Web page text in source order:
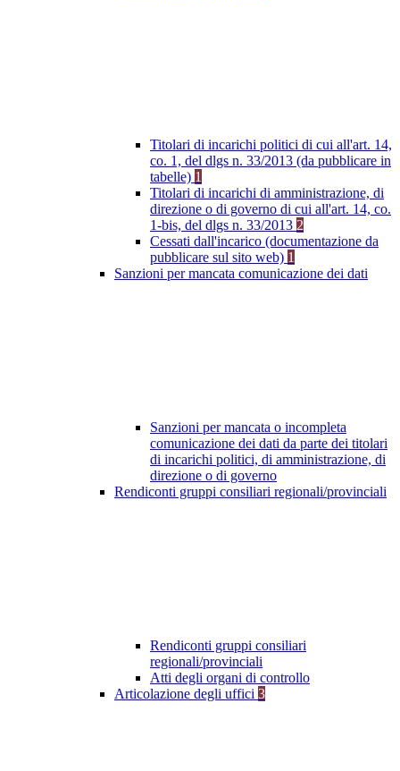
Titolari di incarichi politici di cui all'art. 14,
co. 1, del dlgs n. 33/2013 (da pubblicare in
tabelle) 1
Titolari di incarichi di amministrazione, di
direzione o di governo di cui all'art. 14, co.
1-bis, del dlgs n. 33/2013 2
Cessati dall'incarico (documentazione da
pubblicare sul sito web) 1
Sanzioni per mancata comunicazione dei dati
Sanzioni per mancata o incompleta
comunicazione dei dati da parte dei titolari
di incarichi politici, di amministrazione, di
direzione o di governo
Rendiconti gruppi consiliari regionali/provinciali
Rendiconti gruppi consiliari
regionali/provinciali
Atti degli organi di controllo
Articolazione degli uffici 3